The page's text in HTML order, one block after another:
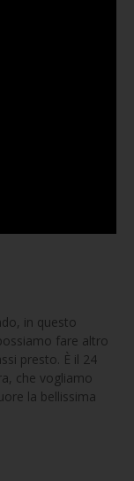
in questo
fare altro
presto. È il 24
che vogliamo
la bellissima